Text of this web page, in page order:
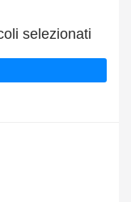
selezionati